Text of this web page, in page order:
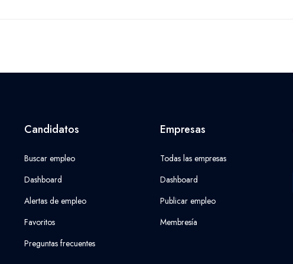
Candidatos
Buscar empleo
Dashboard
Alertas de empleo
Favoritos
Preguntas frecuentes
Empresas
Todas las empresas
Dashboard
Publicar empleo
Membresía